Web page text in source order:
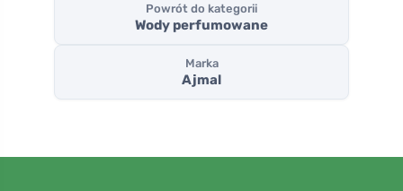
Powrót do kategorii
Wody perfumowane
Marka
Ajmal